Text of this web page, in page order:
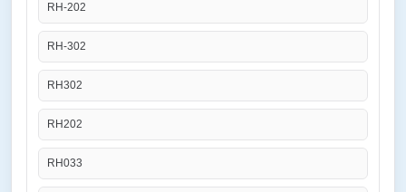
RH-202
RH-302
RH302
RH202
RH033